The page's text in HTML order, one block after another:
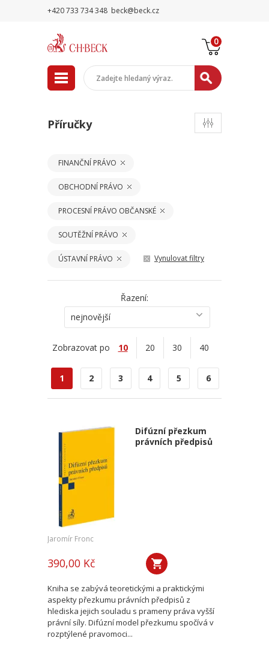
+420 733 734 348 beck@beck.cz
0
Příručky
FINANČNÍ PRÁVO
OBCHODNÍ PRÁVO
PROCESNÍ PRÁVO OBČANSKÉ
SOUTĚŽNÍ PRÁVO
ÚSTAVNÍ PRÁVO Vynulovat filtry
Řazení:
nejnovější
Zobrazovat po 10 20 30 40
1 2 3 4 5 6
Difúzní přezkum
právních předpisů
Jaromír Fronc
390,00 Kč
Kniha se zabývá teoretickými a praktickými
aspekty přezkumu právních předpisů z
hlediska jejich souladu s prameny práva vyšší
právní síly. Difúzní model přezkumu spočívá v
rozptýlené pravomoci...